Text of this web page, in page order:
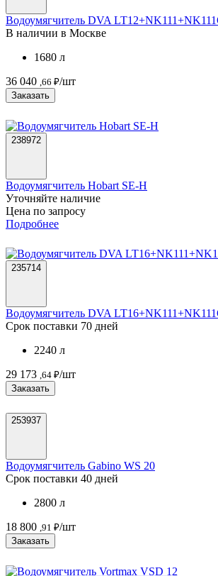
Водоумягчитель DVA
В наличии в Москве
1680 л
36 040 ,66 ₽/шт
Заказать
238972
Водоумягчитель Hobart SE-H
Уточняйте наличие
Цена по запросу
Подробнее
235714
Водоумягчитель DVA
Срок поставки 70 дней
2240 л
29 173 ,64 ₽/шт
Заказать
253937
Водоумягчитель Gabino WS 20
Срок поставки 40 дней
2800 л
18 800 ,91 ₽/шт
Заказать